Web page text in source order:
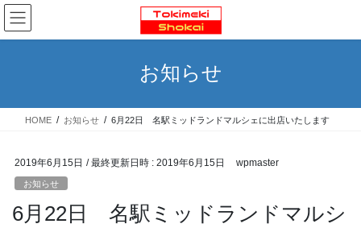
お知らせ
HOME お知らせ 6月22日 名駅ミッドランドマルシェに出店いたします
2019年6月15日 / 最終更新日時 : 2019年6月15日 wpmaster
お知らせ
6月22日 名駅ミッドランドマルシ